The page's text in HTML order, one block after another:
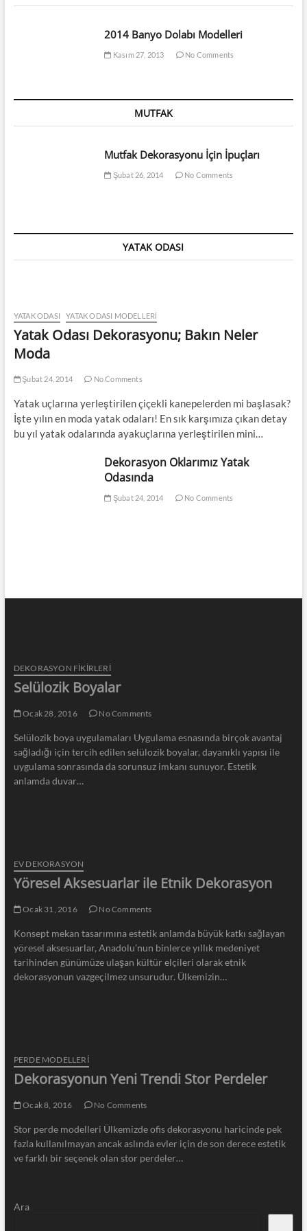
2014 Banyo Dolabı Modelleri
Kasım 27, 2013 No Comments
MUTFAK
Mutfak Dekorasyonu İçin İpuçları
Şubat 26, 2014 No Comments
YATAK ODASI
YATAK ODASI YATAK ODASI MODELLERI
Yatak Odası Dekorasyonu; Bakın Neler
Moda
Şubat 24, 2014 No Comments
Yatak uçlarına yerleştirilen çiçekli kanepelerden mi başlasak?
İşte yılın en moda yatak odaları! En sık karşımıza çıkan detay
bu yıl yatak odalarında ayakuçlarına yerleştirilen mini…
Dekorasyon Oklarımız Yatak
Odasında
Şubat 24, 2014 No Comments
DEKORASYON FİKİRLERİ
Selülozik Boyalar
Ocak 28, 2016 No Comments
Selülozik boya uygulamaları Uygulama esnasında birçok avantaj
sağladığı için tercih edilen selülozik boyalar, dayanıklı yapısı ile
uygulama sonrasında da sorunsuz imkanı sunuyor. Estetik
anlamda duvar…
EV DEKORASYON
Yöresel Aksesuarlar ile Etnik Dekorasyon
Ocak 31, 2016 No Comments
Konsept mekan tasarımına estetik anlamda büyük katkı sağlayan
yöresel aksesuarlar, Anadolu’nun binlerce yıllık medeniyet
tarihinden günümüze ulaşan kültür elçileri olarak etnik
dekorasyonun vazgeçilmez unsurudur. Ülkemizin…
PERDE MODELLERI
Dekorasyonun Yeni Trendi Stor Perdeler
Ocak 8, 2016 No Comments
Stor perde modelleri Ülkemizde ofis dekorasyonu haricinde pek
fazla kullanılmayan ancak aslında evler için de son derece estetik
ve farklı bir seçenek olan stor perdeler…
Ara